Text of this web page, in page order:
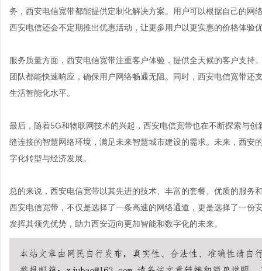
务，西安电信宽带都能提供定制化解决方案。用户可以根据自己的网
西安电信还会不定期推出优惠活动，让更多用户以更实惠的价格体验
服务质量方面，西安电信宽带注重客户体验，提供全天候的客户支
团队都能快速响应，确保用户网络畅通无阻。同时，西安电信宽带
生活智能化水平。
最后，随着5G和物联网技术的兴起，西安电信宽带也在不断探索与
缝连接的智慧网络环境，满足未来智慧城市建设的需求。未来，西安
字化转型与经济发展。
总的来说，西安电信宽带以其先进的技术、丰富的套餐、优质的服
西安电信宽带，不仅是选择了一条高速的网络通道，更是选择了一份
发挥其领先优势，助力西安迈向更加智能和数字化的未来。